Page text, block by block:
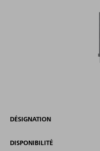
DÉSIGNATION
DISPONIBILITÉ